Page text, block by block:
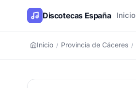
Discotecas España Inicio
Inicio / Provincia de Cáceres /